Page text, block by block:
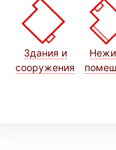
Здания и
сооружения